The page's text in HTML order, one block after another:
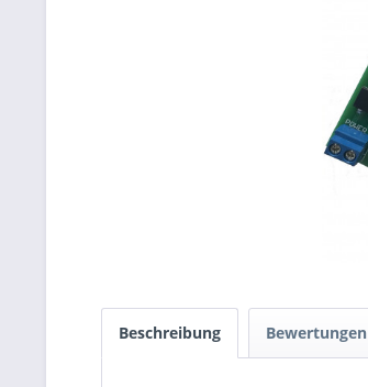
Beschreibung Bewertungen